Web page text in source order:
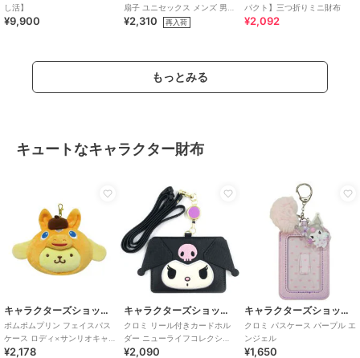
し活】
¥9,900
扇子 ユニセックス メンズ 男性
プレゼント ギフト 扇子 うちわ
¥2,310 再入荷
パクト】三つ折りミニ財布
¥2,092
もっとみる
キュートなキャラクター財布
キャラクターズショップ ラフラフ
ポムポムプリン フェイスパス
ケース ロディ×サンリオキャ
ラクターズ
¥2,178
キャラクターズショップ ラフラフ
クロミ リール付きカードホル
ダー ニューライフコレクショ
ン
¥2,090
キャラクターズショップ ラフラフ
クロミ パスケース パープル エ
ンジェル
¥1,650